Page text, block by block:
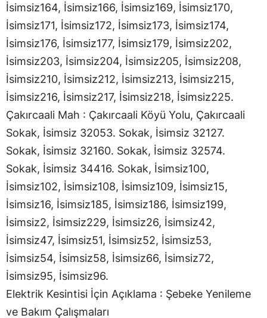
İsimsiz164, İsimsiz166, İsimsiz169, İsimsiz170,
İsimsiz171, İsimsiz172, İsimsiz173, İsimsiz174,
İsimsiz176, İsimsiz177, İsimsiz179, İsimsiz202,
İsimsiz203, İsimsiz204, İsimsiz205, İsimsiz208,
İsimsiz210, İsimsiz212, İsimsiz213, İsimsiz215,
İsimsiz216, İsimsiz217, İsimsiz218, İsimsiz225.
Çakırcaali Mah : Çakırcaali Köyü Yolu, Çakırcaali
Sokak, İsimsiz 32053. Sokak, İsimsiz 32127.
Sokak, İsimsiz 32160. Sokak, İsimsiz 32574.
Sokak, İsimsiz 34416. Sokak, İsimsiz100,
İsimsiz102, İsimsiz108, İsimsiz109, İsimsiz15,
İsimsiz16, İsimsiz185, İsimsiz186, İsimsiz199,
İsimsiz2, İsimsiz229, İsimsiz26, İsimsiz42,
İsimsiz47, İsimsiz51, İsimsiz52, İsimsiz53,
İsimsiz54, İsimsiz58, İsimsiz66, İsimsiz72,
İsimsiz95, İsimsiz96.
Elektrik Kesintisi İçin Açıklama : Şebeke Yenileme
ve Bakım Çalışmaları